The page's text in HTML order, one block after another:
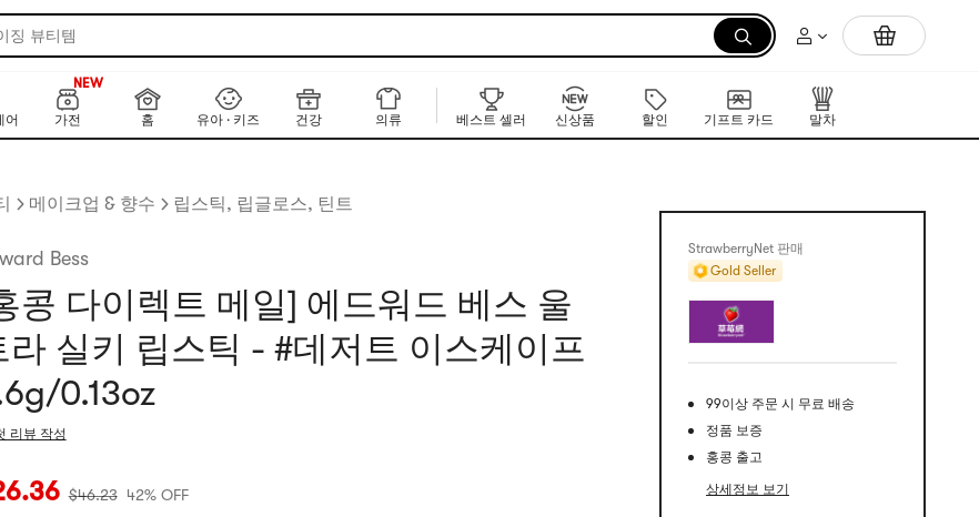
징 뷰티템 먼저 만나는 K-뷰티 신작 라인업
어 가전
NEW
160+
홈
유아 · 키즈 건강 의류 베스트 셀러 신상품 할인 기프트 카드 말차
메이크업 & 향수 립스틱, 립글로스, 틴트
Bess
콩 다이렉트 메일] 에드워드 베스 울
라 실키 립스틱 - #데저트 이스케이프
0.13oz
리뷰 작성
가격: $26.36
$46.23 42% OFF
StrawberryNet 판매
Gold Seller
99이상 주문 시 무료 배송
정품 보증
홍콩 출고
상세정보 보기